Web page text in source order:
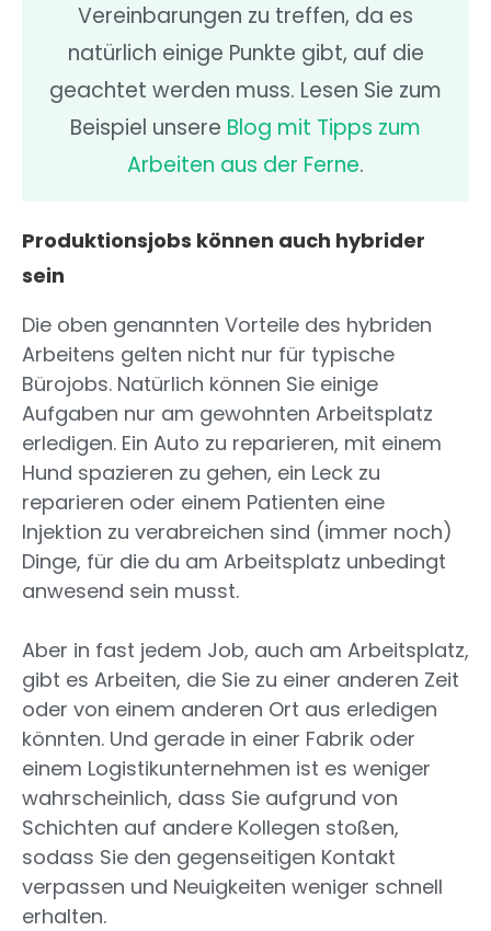
Vereinbarungen zu treffen, da es
natürlich einige Punkte gibt, auf die
geachtet werden muss. Lesen Sie zum
Beispiel unsere Blog mit Tipps zum
Arbeiten aus der Ferne.
Produktionsjobs können auch hybrider
sein
Die oben genannten Vorteile des hybriden
Arbeitens gelten nicht nur für typische
Bürojobs. Natürlich können Sie einige
Aufgaben nur am gewohnten Arbeitsplatz
erledigen. Ein Auto zu reparieren, mit einem
Hund spazieren zu gehen, ein Leck zu
reparieren oder einem Patienten eine
Injektion zu verabreichen sind (immer noch)
Dinge, für die du am Arbeitsplatz unbedingt
anwesend sein musst.
Aber in fast jedem Job, auch am Arbeitsplatz,
gibt es Arbeiten, die Sie zu einer anderen Zeit
oder von einem anderen Ort aus erledigen
könnten. Und gerade in einer Fabrik oder
einem Logistikunternehmen ist es weniger
wahrscheinlich, dass Sie aufgrund von
Schichten auf andere Kollegen stoßen,
sodass Sie den gegenseitigen Kontakt
verpassen und Neuigkeiten weniger schnell
erhalten.